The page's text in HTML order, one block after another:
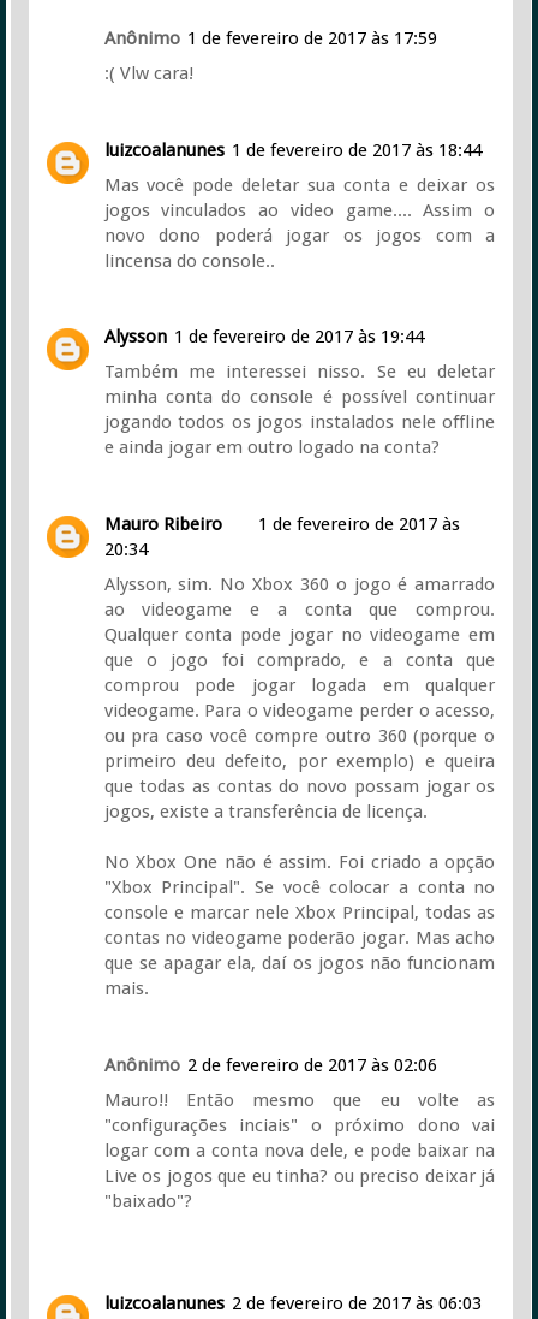
Anônimo 1 de fevereiro de 2017 às 17:59
:( Vlw cara!
luizcoalanunes 1 de fevereiro de 2017 às 18:44
Mas você pode deletar sua conta e deixar os
jogos vinculados ao video game.... Assim o
novo dono poderá jogar os jogos com a
lincensa do console..
Alysson 1 de fevereiro de 2017 às 19:44
Também me interessei nisso. Se eu deletar
minha conta do console é possível continuar
jogando todos os jogos instalados nele offline
e ainda jogar em outro logado na conta?
Mauro Ribeiro
1 de fevereiro de 2017 às
20:34
Alysson, sim. No Xbox 360 o jogo é amarrado
ao videogame e a conta que comprou.
Qualquer conta pode jogar no videogame em
que o jogo foi comprado, e a conta que
comprou pode jogar logada em qualquer
videogame. Para o videogame perder o acesso,
ou pra caso você compre outro 360 (porque o
primeiro deu defeito, por exemplo) e queira
que todas as contas do novo possam jogar os
jogos, existe a transferência de licença.
No Xbox One não é assim. Foi criado a opção
"Xbox Principal". Se você colocar a conta no
console e marcar nele Xbox Principal, todas as
contas no videogame poderão jogar. Mas acho
que se apagar ela, daí os jogos não funcionam
mais.
Anônimo 2 de fevereiro de 2017 às 02:06
Mauro!! Então mesmo que eu volte as
"configurações inciais" o próximo dono vai
logar com a conta nova dele, e pode baixar na
Live os jogos que eu tinha? ou preciso deixar já
"baixado"?
luizcoalanunes 2 de fevereiro de 2017 às 06:03